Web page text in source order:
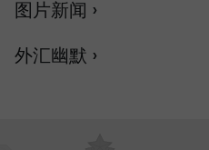
图片新闻 ›
外汇幽默 ›